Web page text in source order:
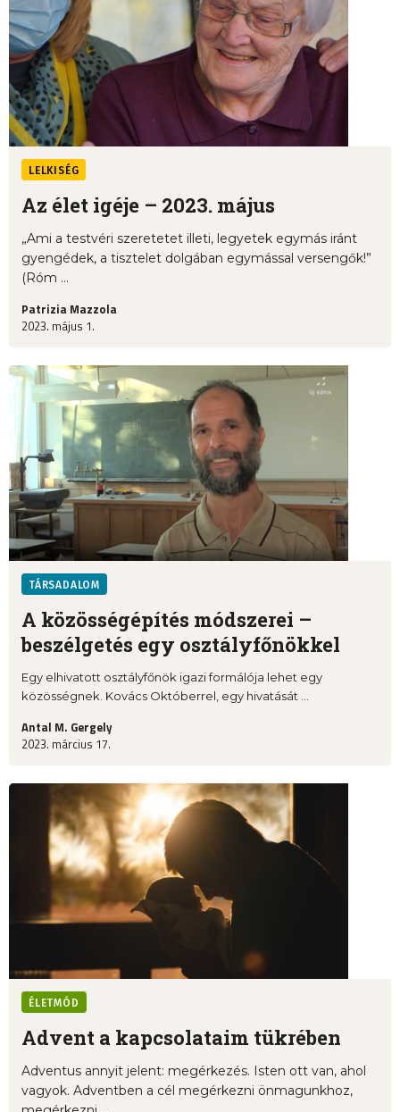
LELKISÉG
Az élet igéje – 2023. május
„Ami a testvéri szeretetet illeti, legyetek egymás iránt
gyengédek, a tisztelet dolgában egymással versengők!”
(Róm ...
Patrizia Mazzola
2023. május 1.
TÁRSADALOM
A közösségépítés módszerei –
beszélgetés egy osztályfőnökkel
Egy elhivatott osztályfőnök igazi formálója lehet egy
közösségnek. Kovács Októberrel, egy hivatását ...
Antal M. Gergely
2023. március 17.
ÉLETMÓD
Advent a kapcsolataim tükrében
Adventus annyit jelent: megérkezés. Isten ott van, ahol
vagyok. Adventben a cél megérkezni önmagunkhoz,